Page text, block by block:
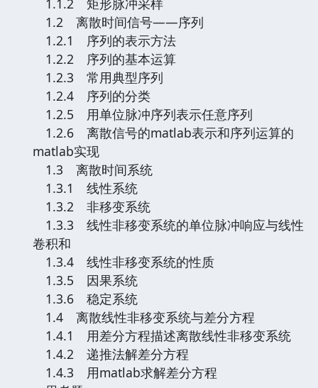
1.1.2 矩形脉冲采样
1.2 离散时间信号——序列
1.2.1 序列的表示方法
1.2.2 序列的基本运算
1.2.3 常用典型序列
1.2.4 序列的分类
1.2.5 用单位脉冲序列表示任意序列
1.2.6 离散信号的matlab表示和序列运算的
matlab实现
1.3 离散时间系统
1.3.1 线性系统
1.3.2 非移变系统
1.3.3 线性非移变系统的单位脉冲响应与线性
卷积和
1.3.4 线性非移变系统的性质
1.3.5 因果系统
1.3.6 稳定系统
1.4 离散线性非移变系统与差分方程
1.4.1 用差分方程描述离散线性非移变系统
1.4.2 递推法解差分方程
1.4.3 用matlab求解差分方程